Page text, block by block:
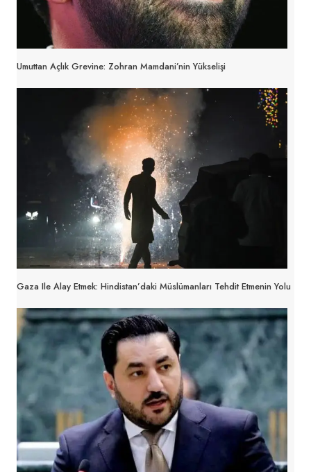
Umuttan Açlık Grevine: Zohran Mamdani’nin Yükselişi
Gaza Ile Alay Etmek: Hindistan’daki Müslümanları Tehdit Etmenin Yolu